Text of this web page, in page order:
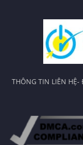
THÔNG TIN LIÊN